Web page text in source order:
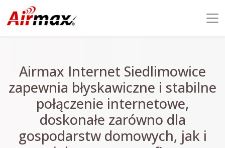
Airmax Internet Siedlimowice
zapewnia błyskawiczne i stabilne
połączenie internetowe,
doskonałe zarówno dla
gospodarstw domowych, jak i